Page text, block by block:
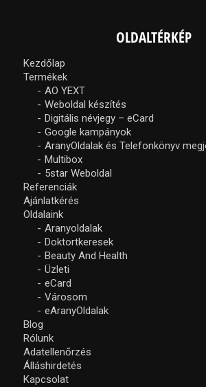
OLDALTÉRKÉP
Kezdőlap
Termékek
AO YEXT
Weboldal készítés
Digitális névjegy – eCard
Google kampányok
AranyOldalak és Telefonkönyv
Multibox
5star Weboldal
Referenciák
Ajánlatkérés
Oldalaink
Aranyoldalak
Doktortkeresek
Beauty And Health
Üzleti
eCard
Városom
eAranyOldalak
Blog
Rólunk
Adatellenőrzés
Álláshirdetés
Kapcsolat